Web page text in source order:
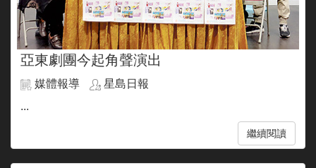
亞東劇團今起角聲演出
媒體報導
星島日報
...
繼續閱讀